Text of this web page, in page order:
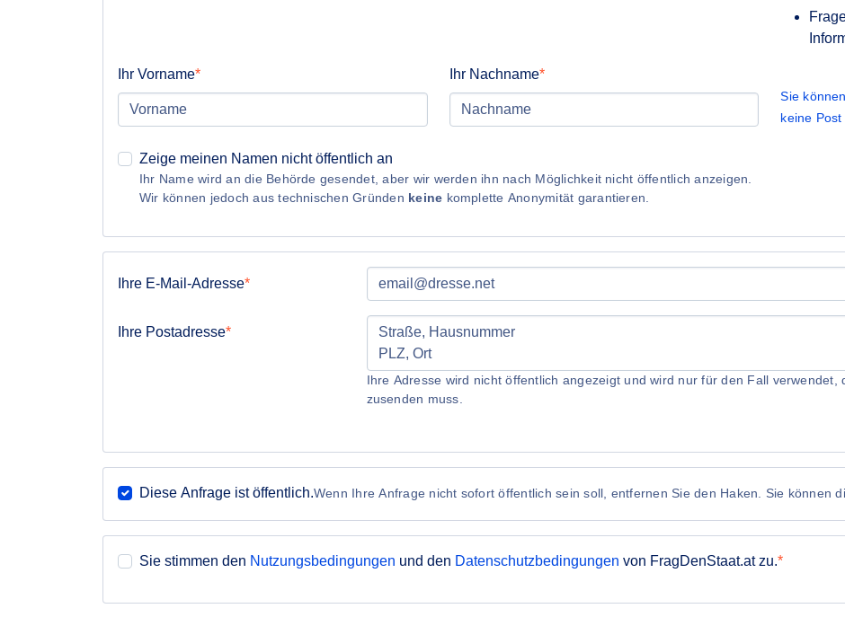
Ihr Vorname Ihr Nachname
Sie
keine
Zeige meinen Namen nicht öffentlich an
Ihr Name wird an die Behörde gesendet, aber wir werden ihn nach Möglichkeit nicht öffentlich anzeigen.
Wir können jedoch aus technischen Gründen keine komplette Anonymität garantieren.
Ihre E-Mail-Adresse
Ihre Postadresse
Ihre Adresse wird nicht öffentlich angezeigt und wird nur für den Fall
zusenden muss.
Diese Anfrage ist öffentlich.Wenn Ihre Anfrage nicht sofort öffentlich sein soll, entfernen Sie den Haken. Sie können
Sie stimmen den Nutzungsbedingungen und den Datenschutzbedingungen von FragDenStaat.at zu.